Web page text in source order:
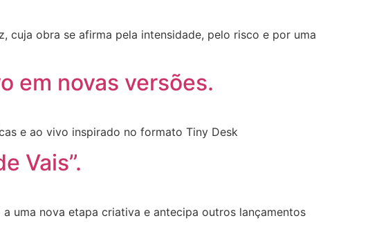
cuja obra se afirma pela intensidade, pelo risco e por uma
em novas versões.
e ao vivo inspirado no formato Tiny Desk
Vais”.
uma nova etapa criativa e antecipa outros lançamentos